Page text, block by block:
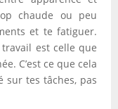
chaude ou peu
et te fatiguer.
est celle que
C’est ce que cela
sur tes tâches, pas